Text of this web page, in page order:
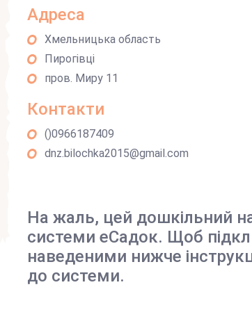
Адреса
Хмельницька область
Пирогівці
пров. Миру 11
Контакти
()0966187409
dnz.bilochka2015@gmail.com
На жаль, цей дошкільний
системи еСадок. Щоб
наведеними нижче
до системи.